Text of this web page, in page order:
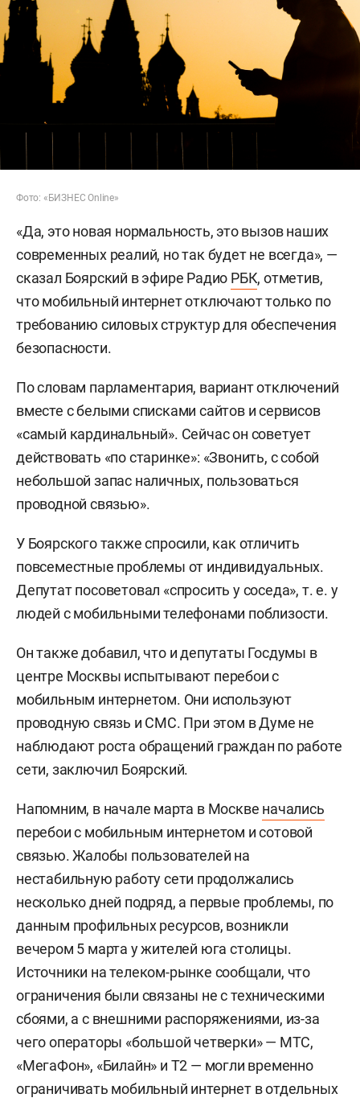
Фото: «БИЗНЕС Online»
«Да, это новая нормальность, это вызов наших
современных реалий, но так будет не всегда», —
сказал Боярский в эфире Радио РБК, отметив,
что мобильный интернет отключают только по
требованию силовых структур для обеспечения
безопасности.
По словам парламентария, вариант отключений
вместе с белыми списками сайтов и сервисов
«самый кардинальный». Сейчас он советует
действовать «по старинке»: «Звонить, с собой
небольшой запас наличных, пользоваться
проводной связью».
У Боярского также спросили, как отличить
повсеместные проблемы от индивидуальных.
Депутат посоветовал «спросить у соседа», т. е. у
людей с мобильными телефонами поблизости.
Он также добавил, что и депутаты Госдумы в
центре Москвы испытывают перебои с
мобильным интернетом. Они используют
проводную связь и СМС. При этом в Думе не
наблюдают роста обращений граждан по работе
сети, заключил Боярский.
Напомним, в начале марта в Москве начались
перебои с мобильным интернетом и сотовой
связью. Жалобы пользователей на
нестабильную работу сети продолжались
несколько дней подряд, а первые проблемы, по
данным профильных ресурсов, возникли
вечером 5 марта у жителей юга столицы.
Источники на телеком-рынке сообщали, что
ограничения были связаны не с техническими
сбоями, а с внешними распоряжениями, из-за
чего операторы «большой четверки» — МТС,
«МегаФон», «Билайн» и T2 — могли временно
ограничивать мобильный интернет в отдельных